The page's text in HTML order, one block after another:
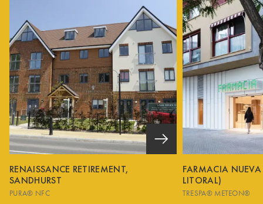
RENAISSANCE RETIREMENT,
SANDHURST
PURA® NFC
FARMACIA
LITORAL)
TRESPA® METEON®